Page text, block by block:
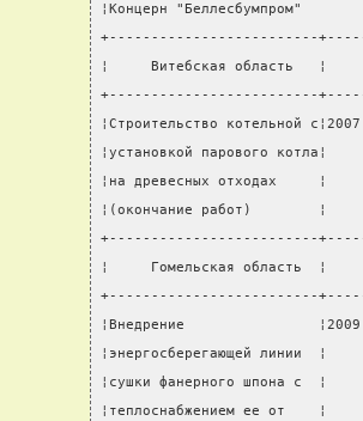
¦Концерн
+-------------------------
¦     Витебская
+-------------------------
¦Строительство котельной
¦установкой парового
¦на древесных отходах
¦(окончание работ)
+-------------------------
¦     Гомельская
+-------------------------
¦Внедрение
¦энергосберегающей
¦сушки фанерного
¦теплоснабжением ее